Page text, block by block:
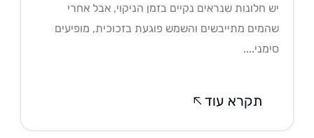
חלונות שנראים נקיים בזמן הניקוי, אבל אחרי
מתייבשים והשמש פוגעת בזכוכית, מופיעים
תקרא עוד